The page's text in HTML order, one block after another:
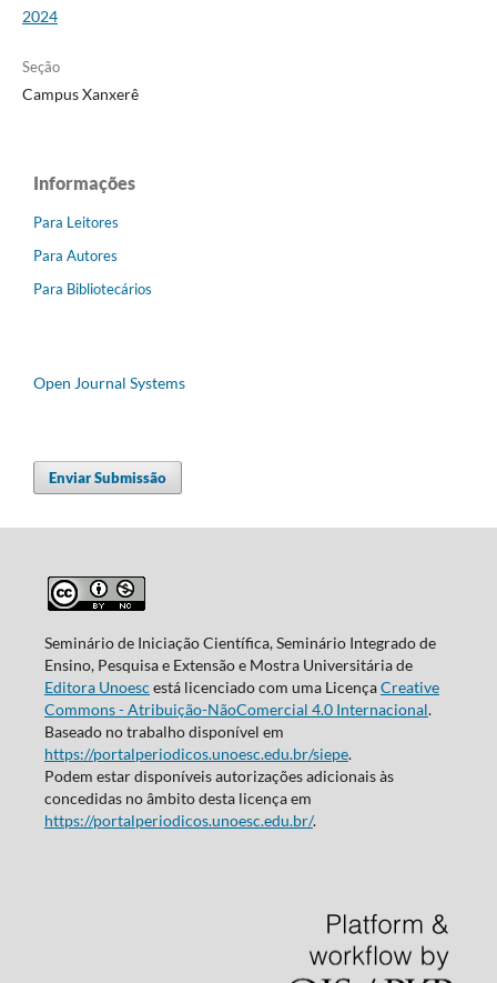
2024
Seção
Campus Xanxerê
Informações
Para Leitores
Para Autores
Para Bibliotecários
Open Journal Systems
Enviar Submissão
Seminário de Iniciação Científica, Seminário Integrado de
Ensino, Pesquisa e Extensão e Mostra Universitária de
Editora Unoesc está licenciado com uma LicençaCreative
Commons - Atribuição-NãoComercial 4.0 Internacional.
Baseado no trabalho disponível em
https://portalperiodicos.unoesc.edu.br/siepe.
Podem estar disponíveis autorizações adicionais às
concedidas no âmbito desta licença em
https://portalperiodicos.unoesc.edu.br/.